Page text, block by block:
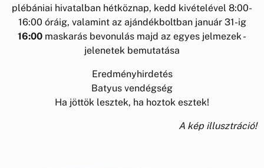
plébániai hivatalban hétköznap, kedd kivételével 8:00-
16:00 óráig, valamint az ajándékboltban január 31-ig
16:00 maskarás bevonulás majd az egyes jelmezek -
jelenetek bemutatása
Eredményhirdetés
Batyus vendégség
Ha jöttök lesztek, ha hoztok esztek!
A kép illusztráció!